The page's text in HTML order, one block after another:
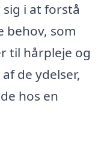
i at forstå
behov, som
til hårpleje og
de ydelser,
hos en